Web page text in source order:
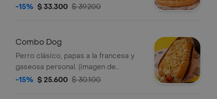
personal. (imagen de referencia).
-15% $ 33.300 $ 39.200
Combo Dog
Perro clásico, papas a la francesa y
gaseosa personal. (imagen de
referencia).
-15% $ 25.600 $ 30.100